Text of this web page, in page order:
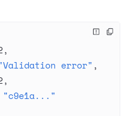
,
error" ,
,
"c9e1a..."